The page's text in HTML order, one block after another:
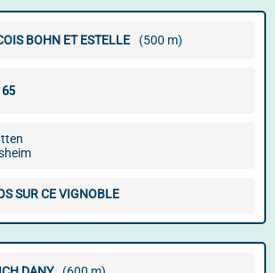
BOHN ET ESTELLE (500 m)
SUR CE VIGNOBLE